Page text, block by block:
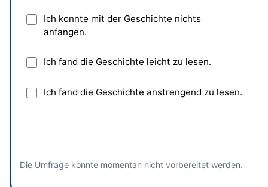
Ich konnte mit der Geschichte nichts
anfangen.
Ich fand die Geschichte leicht zu lesen.
Ich fand die Geschichte anstrengend zu lesen.
Die Umfrage konnte momentan nicht vorbereitet werden.